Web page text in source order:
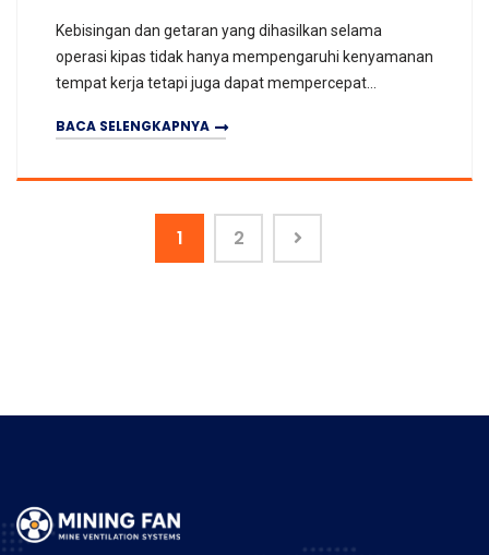
Kebisingan dan getaran yang dihasilkan selama
operasi kipas tidak hanya mempengaruhi kenyamanan
tempat kerja tetapi juga dapat mempercepat
sistema
BACA SELENGKAPNYA
1 2